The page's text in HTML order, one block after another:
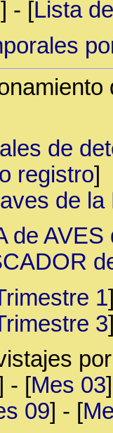
] - [Lista
de
registro]
de
de
1
3
- [Mes 03
09] - [